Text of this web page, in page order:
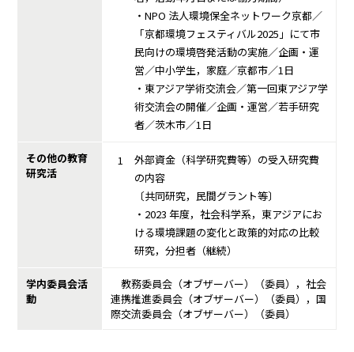
・NPO 法人環境保全ネットワーク京都／
「京都環境フェスティバル2025」にて市
民向けの環境啓発活動の実施／企画・運
営／中小学生，家庭／京都市／1日
・東アジア学術交流会／第一回東アジア学
術交流会の開催／企画・運営／若手研究
者／茨木市／1日
その他の教育
研究活
外部資金（科学研究費等）の受入研究費
の内容
〔共同研究，民間グラント等〕
・2023 年度，社会科学系，東アジアにお
ける環境課題の変化と政策的対応の比較
研究，分担者（継続）
学内委員会活
動
教務委員会（オブザーバー）（委員），社会
連携推進委員会（オブザーバー）（委員），国
際交流委員会（オブザーバー）（委員）